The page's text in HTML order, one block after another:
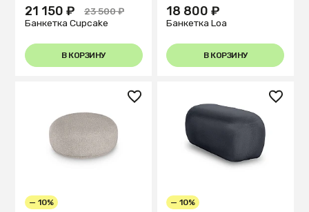
21 150 ₽
23 500 ₽
Банкетка Cupcake
В КОРЗИНУ
18 800 ₽
Банкетка Loa
В КОРЗИНУ
— 10% — 10%